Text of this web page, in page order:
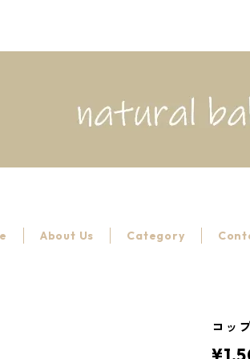
About Us Category
コッ